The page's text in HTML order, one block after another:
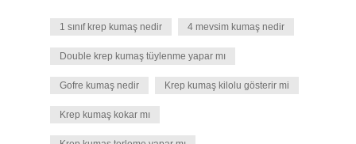
1 sınıf krep kumaş nedir 4 mevsim kumaş nedir
Double krep kumaş tüylenme yapar mı
Gofre kumaş nedir Krep kumaş kilolu gösterir mi
Krep kumaş kokar mı